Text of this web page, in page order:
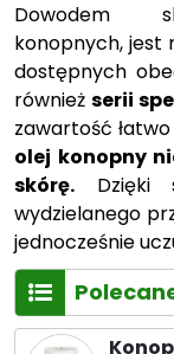
Dowodem
konopnych, jest
dostępnych
równieżserii
zawartość
olej konopny
skórę. Dzięki
wydzielanego
jednocześnie